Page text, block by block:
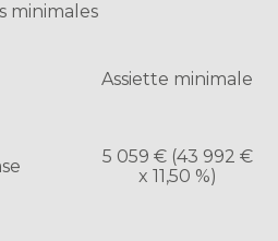
minimales
Assiette minimale
5 059 € (43 992 €
x 11,50 %)